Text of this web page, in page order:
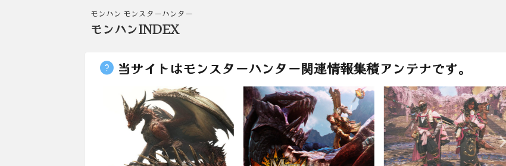
モンハン モンスターハンター
モンハンINDEX
当サイトはモンスターハンター関連情報集積アンテナです。